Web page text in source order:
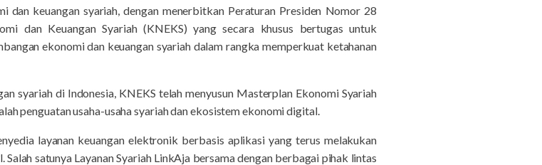
dan keuangan syariah, dengan menerbitkan Peraturan Presiden Nomor 28
dan Keuangan Syariah (KNEKS) yang secara khusus bertugas untuk
ekonomi dan keuangan syariah dalam rangka memperkuat ketahanan
syariah di Indonesia, KNEKS telah menyusun Masterplan Ekonomi Syariah
penguatan usaha-usaha syariah dan ekosistem ekonomi digital.
layanan keuangan elektronik berbasis aplikasi yang terus melakukan
satunya Layanan Syariah LinkAja bersama dengan berbagai pihak lintas